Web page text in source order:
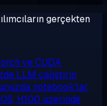
gerçekten
ve CUDA
LLM çalıştırın
notebook'lar
H100 üzerinde